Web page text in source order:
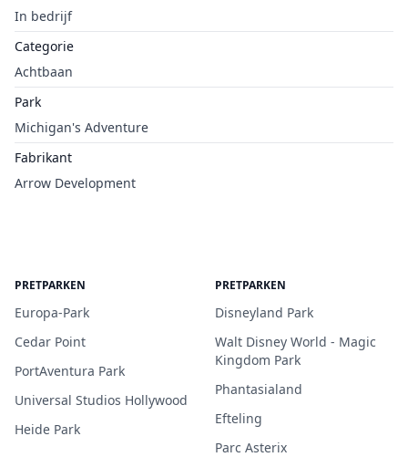
In bedrijf
Categorie
Achtbaan
Park
Michigan's Adventure
Fabrikant
Arrow Development
PRETPARKEN
Europa-Park
Cedar Point
PortAventura Park
Universal Studios Hollywood
Heide Park
PRETPARKEN
Disneyland Park
Walt Disney World - Magic
Kingdom Park
Phantasialand
Efteling
Parc Asterix